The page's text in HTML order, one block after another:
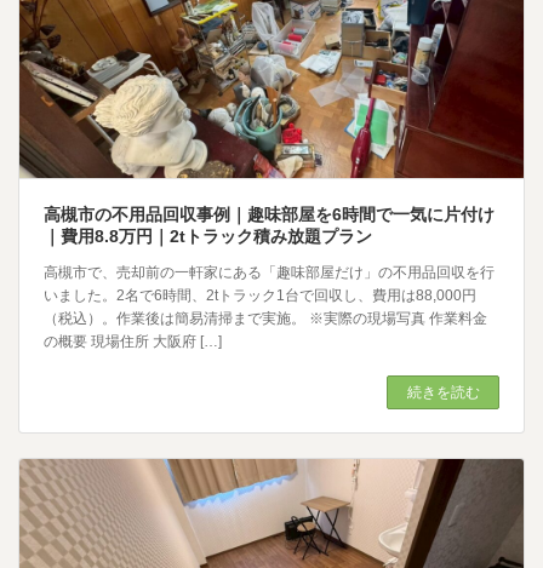
高槻市の不用品回収事例｜趣味部屋を6時間で一気に片付け
｜費用8.8万円｜2tトラック積み放題プラン
高槻市で、売却前の一軒家にある「趣味部屋だけ」の不用品回収を行
いました。2名で6時間、2tトラック1台で回収し、費用は88,000円
（税込）。作業後は簡易清掃まで実施。 ※実際の現場写真 作業料金
の概要 現場住所 大阪府 […]
続きを読む